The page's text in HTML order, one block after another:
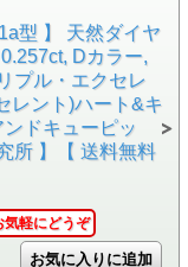
型 】 天然ダイヤ
Dカラー,
プル・エクセレ
レント)ハート&キ
ドキューピッ
所 】【 送料無料
気軽にどうぞ